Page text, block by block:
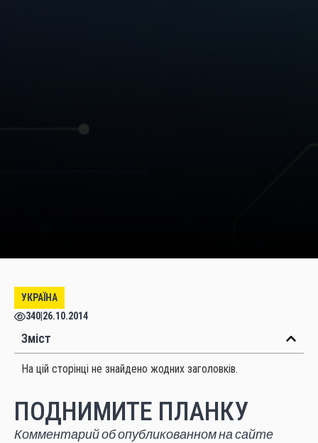
УКРАЇНА
340 26.10.2014
Зміст
На цій сторінці не знайдено жодних заголовків.
ПОДНИМИТЕ ПЛАНКУ
Комментарий об опубликованном на сайте